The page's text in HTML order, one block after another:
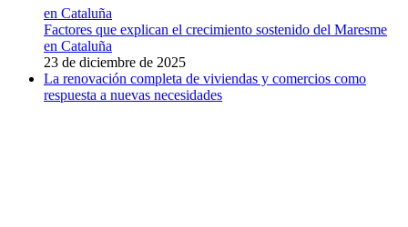
en Cataluña
Factores que explican el crecimiento sostenido del Maresme
en Cataluña
23 de diciembre de 2025
La renovación completa de viviendas y comercios como
respuesta a nuevas necesidades